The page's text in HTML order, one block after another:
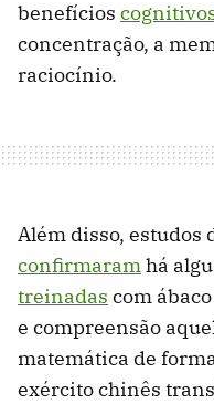
benefícios
concentração, a
raciocínio.
Além disso, estudos
confirmaramhá
treinadas com
e compreensão
matemática de
exército chinês